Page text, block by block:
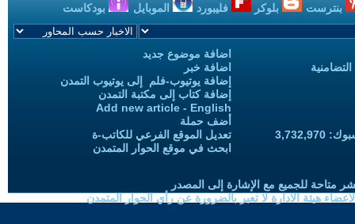
بنترست بلوكر فليبورد الموبايل بودكاست
اضافة موضوع جديد
اضافة خبر
إضافة يوتيوب-فلم إلى يوتيوب التمدن
إضافة كتاب إلى مكتبة التمدن
Add new article - English
أضف حملة
تعديل الموقع الفرعي للكاتب-ة
ابحث في موقع الحوار المتمدن
متاحة للجميع مع الإشارة إلى المصدر
هيئة الادارة لا تعبر بالضرورة عن رأي الحوار المتمدن